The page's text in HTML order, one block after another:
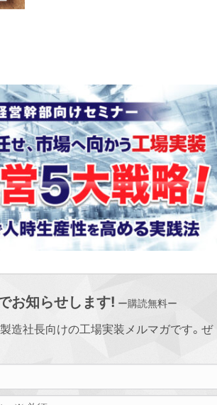
お知らせします! ー購読無料ー
造社長向けの工場実装メルマガです。ぜ